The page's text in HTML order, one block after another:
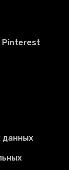
Pinterest
данных